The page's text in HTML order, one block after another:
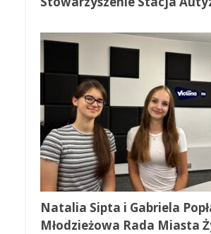
Natalia Sipta i Gabriela
Młodzieżowa Rada Miasta